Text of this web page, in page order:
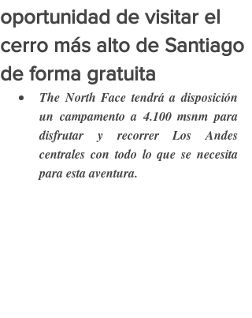
oportunidad de visitar el
cerro más alto de Santiago
de forma gratuita
The North Face tendrá a disposición
un campamento a 4.100 msnm para
disfrutar y recorrer Los Andes
centrales con todo lo que se necesita
para esta aventura.